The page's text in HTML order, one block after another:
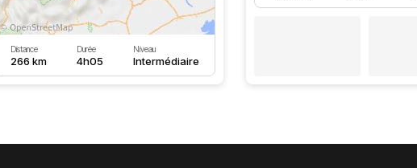
Distance
266 km
Durée
4h05
Niveau
Intermédiaire